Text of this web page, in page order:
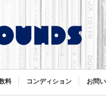
料 コンディション お問